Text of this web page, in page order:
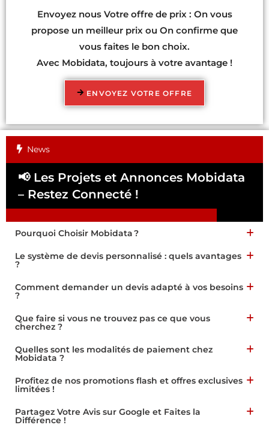
Envoyez nous Votre offre de prix : On vous
propose un meilleur prix ou On confirme que
vous faites le bon choix.
Avec Mobidata, toujours à votre avantage !
ENVOYEZ VOTRE OFFRE
News
📢 Les Projets et Annonces Mobidata
– Restez Connecté !
Pourquoi Choisir Mobidata ?
Le système de devis personnalisé : quels avantages
?
Comment demander un devis adapté à vos besoins
?
Que faire si vous ne trouvez pas ce que vous
cherchez ?
Quelles sont les modalités de paiement chez
Mobidata ?
Profitez de nos promotions flash et offres exclusives
limitées !
Partagez Votre Avis sur Google et Faites la
Différence !